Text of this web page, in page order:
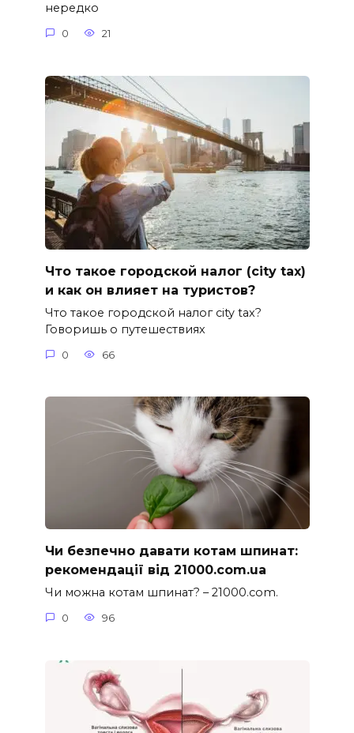
нередко
0 21
Что такое городской налог (city tax)
и как он влияет на туристов?
Что такое городской налог city tax?
Говоришь о путешествиях
0 66
Чи безпечно давати котам шпинат:
рекомендації від 21000.com.ua
Чи можна котам шпинат? – 21000.com.
0 96